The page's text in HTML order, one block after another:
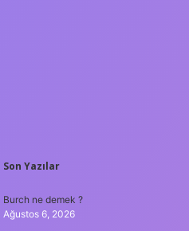
SIDEBAR
Son Yazılar
Burch ne demek ?
Ağustos 6, 2026
siteleriilbet giriş adresi